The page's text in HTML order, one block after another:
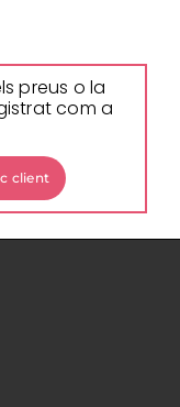
preus o la
com a
client